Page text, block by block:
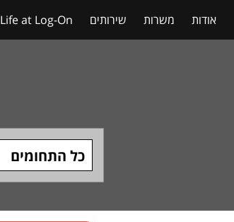
אודות משרות שירותים Life at Log-On
כל התחומים